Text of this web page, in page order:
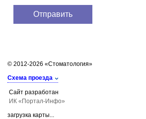
© 2012-2026 «Стоматология»
Схема проезда
Сайт разработан
ИК «Портал-Инфо»
загрузка карты...